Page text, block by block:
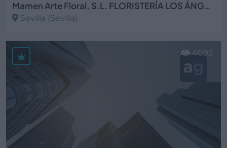
Mamen Arte Floral, S.L. FLORISTERÍA LOS ÁNGELES
Sevilla (Sevilla)
Ver más
4092